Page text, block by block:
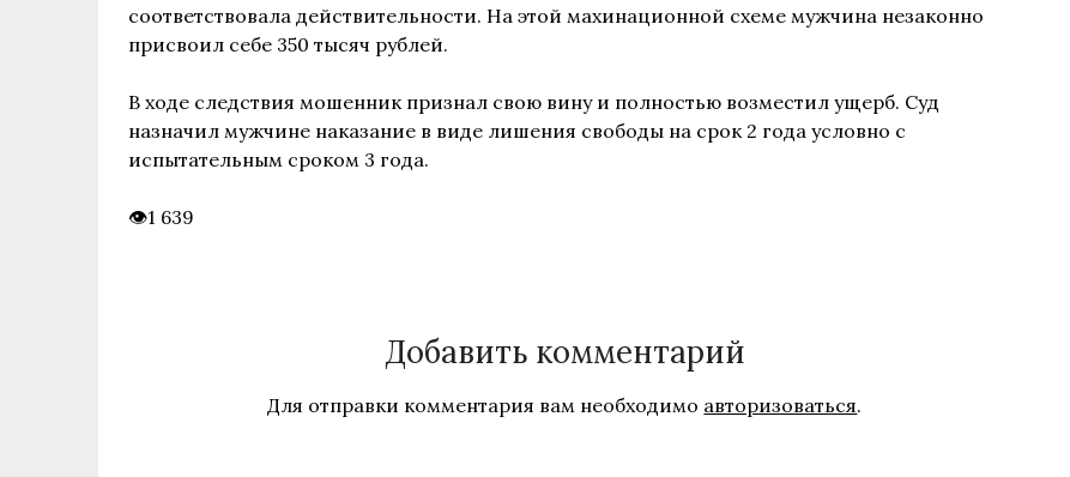
соответствовала действительности. На этой махинационной схеме мужчина незаконно
присвоил себе 350 тысяч рублей.
В ходе следствия мошенник признал свою вину и полностью возместил ущерб. Суд
назначил мужчине наказание в виде лишения свободы на срок 2 года условно с
испытательным сроком 3 года.
1 639
Добавить комментарий
Для отправки комментария вам необходимо авторизоваться.